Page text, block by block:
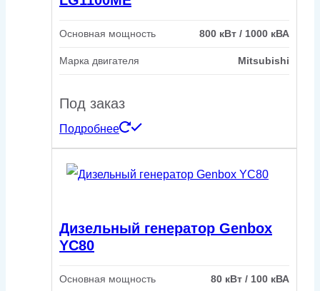
Основная мощность 800 кВт / 1000 кВА
Марка двигателя Mitsubishi
Под заказ
Подробнее
Дизельный генератор Genbox
YC80
Основная мощность 80 кВт / 100 кВА